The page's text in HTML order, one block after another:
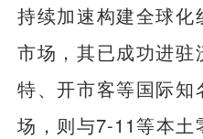
持续加速构建全球化
市场，其已成功进
特、开市客等国际
场，则与7-11等本